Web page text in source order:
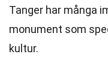
Tanger har många
monument som
kultur.